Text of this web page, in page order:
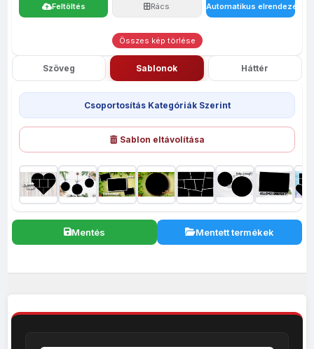
Feltöltés Rács Automatikus elrendezés
Összes kép törlése
Szöveg Sablonok Háttér
Csoportosítás Kategóriák Szerint
Sablon eltávolítása
Mentés Mentett termékek